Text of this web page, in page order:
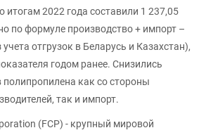
итогам 2022 года составили 1 237,05
по формуле производство + импорт –
учета отгрузок в Беларусь и Казахстан),
годом ранее. Снизились
полипропилена как со стороны
так и импорт.
(FCP) - крупный мировой